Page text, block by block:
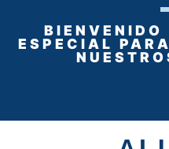
BIENVENIDO
ESPECIAL